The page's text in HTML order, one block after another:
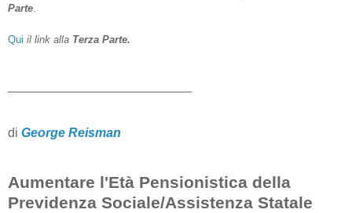
Parte.
Qui il link alla Terza Parte.
di George Reisman
Aumentare l'Età Pensionistica della
Previdenza Sociale/Assistenza Statale